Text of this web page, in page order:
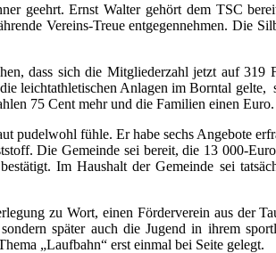
geehrt. Ernst Walter gehört dem TSC
Vereins-Treue entgegennehmen. Die
dass sich die Mitgliederzahl jetzt auf
leichtathletischen Anlagen im Borntal
75 Cent mehr und die Familien einen Euro.
pudelwohl fühle. Er habe sechs Angebote
Die Gemeinde sei bereit, die 13 000-
Im Haushalt der Gemeinde sei
zu Wort, einen Förderverein aus der
später auch die Jugend in ihrem
„Laufbahn“ erst einmal bei Seite gelegt.